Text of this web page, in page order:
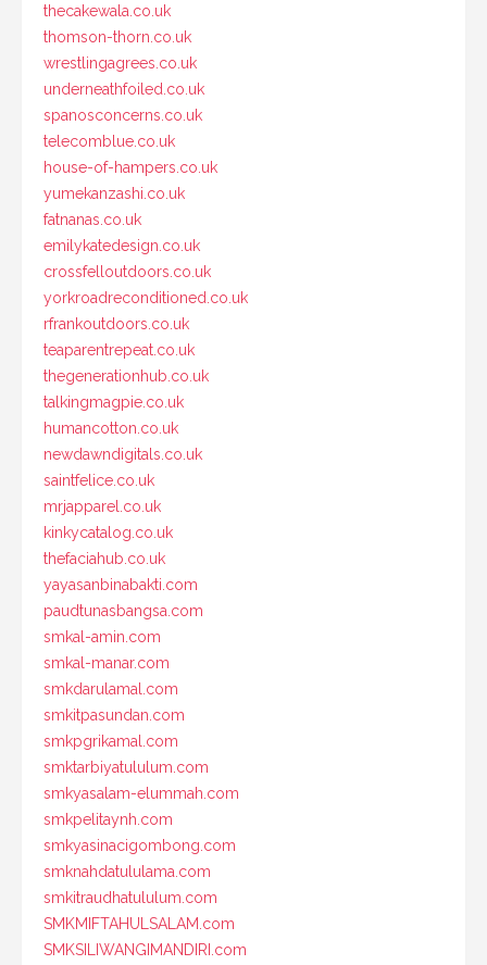
thecakewala.co.uk
thomson-thorn.co.uk
wrestlingagrees.co.uk
underneathfoiled.co.uk
spanosconcerns.co.uk
telecomblue.co.uk
house-of-hampers.co.uk
yumekanzashi.co.uk
fatnanas.co.uk
emilykatedesign.co.uk
crossfelloutdoors.co.uk
yorkroadreconditioned.co.uk
rfrankoutdoors.co.uk
teaparentrepeat.co.uk
thegenerationhub.co.uk
talkingmagpie.co.uk
humancotton.co.uk
newdawndigitals.co.uk
saintfelice.co.uk
mrjapparel.co.uk
kinkycatalog.co.uk
thefaciahub.co.uk
yayasanbinabakti.com
paudtunasbangsa.com
smkal-amin.com
smkal-manar.com
smkdarulamal.com
smkitpasundan.com
smkpgrikamal.com
smktarbiyatululum.com
smkyasalam-elummah.com
smkpelitaynh.com
smkyasinacigombong.com
smknahdatululama.com
smkitraudhatululum.com
SMKMIFTAHULSALAM.com
SMKSILIWANGIMANDIRI.com